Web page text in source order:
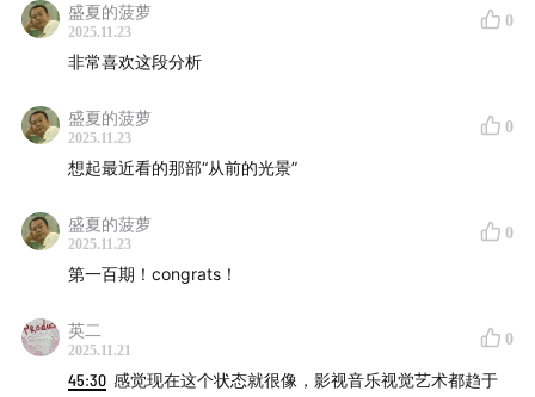
盛夏的菠萝
2025.11.23
0
非常喜欢这段分析
盛夏的菠萝
2025.11.23
0
想起最近看的那部“从前的光景”
盛夏的菠萝
2025.11.23
0
第一百期！congrats！
英二
2025.11.21
0
45:30 感觉现在这个状态就很像，影视音乐视觉艺术都趋于